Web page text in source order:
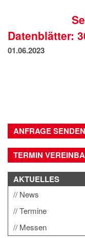
DATENSCHUTZ
Datenblätter:
01.06.2023
ANFRAGE SENDEN
TERMIN
AKTUELLES
News
Termine
Messen